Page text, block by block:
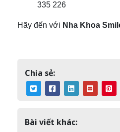
335 226
Hãy đến với Nha Khoa
Chia sẻ:
Bài viết khác: